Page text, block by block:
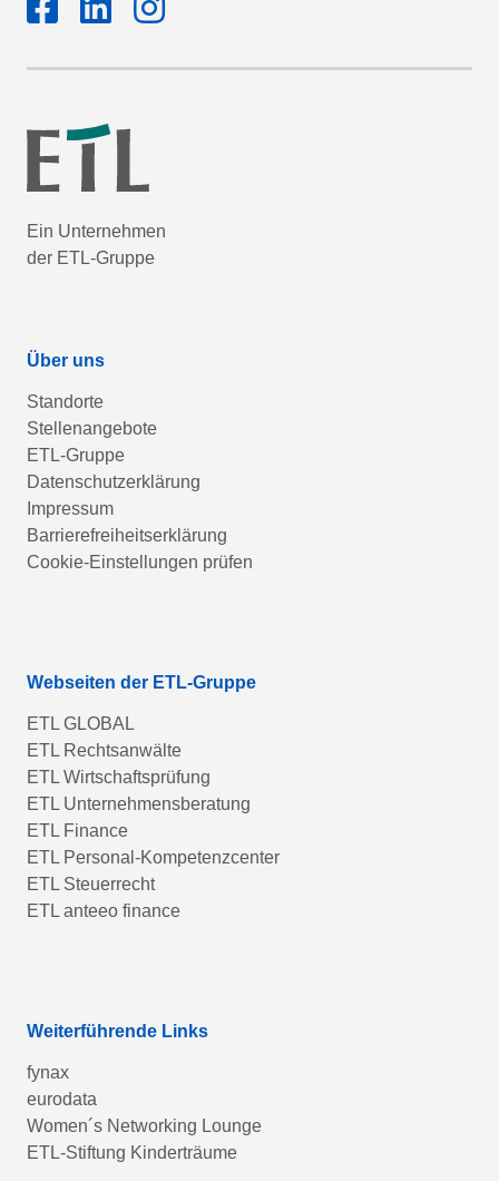
Ein Unternehmen
der ETL-Gruppe
Über uns
Standorte
Stellenangebote
ETL-Gruppe
Datenschutzerklärung
Impressum
Barrierefreiheitserklärung
Cookie-Einstellungen prüfen
Webseiten der ETL-Gruppe
ETL GLOBAL
ETL Rechtsanwälte
ETL Wirtschaftsprüfung
ETL Unternehmensberatung
ETL Finance
ETL Personal-Kompetenzcenter
ETL Steuerrecht
ETL anteeo finance
Weiterführende Links
fynax
eurodata
Women´s Networking Lounge
ETL-Stiftung Kinderträume